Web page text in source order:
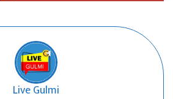
Live Gulmi